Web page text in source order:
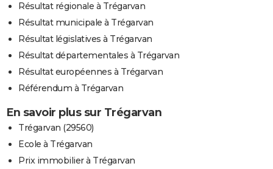
Résultat régionale à Trégarvan
Résultat municipale à Trégarvan
Résultat législatives à Trégarvan
Résultat départementales à Trégarvan
Résultat européennes à Trégarvan
Référendum à Trégarvan
En savoir plus sur Trégarvan
Trégarvan (29560)
Ecole à Trégarvan
Prix immobilier à Trégarvan